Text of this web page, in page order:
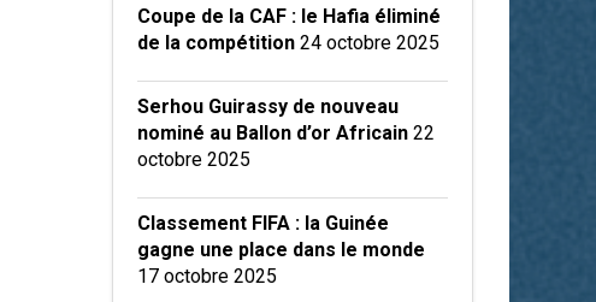
Coupe de la CAF : le Hafia éliminé
de la compétition 24 octobre 2025
Serhou Guirassy de nouveau
nominé au Ballon d’or Africain 22
octobre 2025
Classement FIFA : la Guinée
gagne une place dans le monde
17 octobre 2025